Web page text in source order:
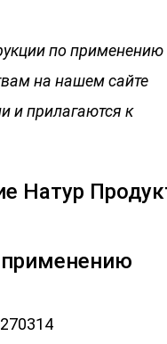
по применению
на нашем сайте
и прилагаются к
Натур